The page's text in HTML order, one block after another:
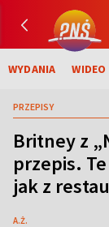
WYDANIA WIDEO
PRZEPISY
Britney z
przepis.
jak z
A.Ż.